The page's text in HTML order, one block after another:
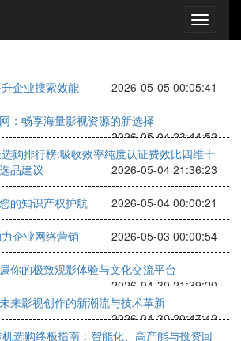
企业搜索效能 2026-05-05 00:05:41
：畅享海量影视资源的新选择
2026-05-04 23:44:52
购排行榜:吸收效率纯度认证费效比四维十
品建议
2026-05-04 21:36:23
的知识产权护航 2026-05-04 00:00:21
企业网络营销 2026-05-03 00:00:54
你的极致观影体验与文化交流平台
2026-04-30 21:39:20
来影视创作的新潮流与技术革新
2026-04-30 20:47:42
选购终极指南：智能化、高产能与投资回